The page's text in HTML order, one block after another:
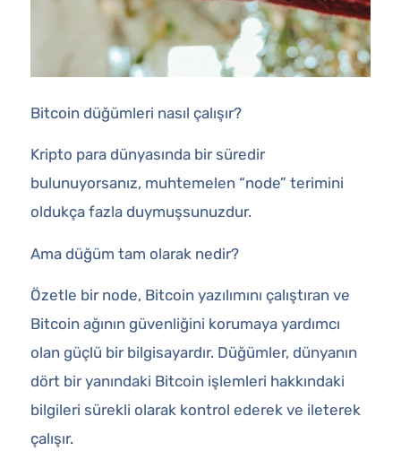
Bitcoin düğümleri nasıl çalışır?
Kripto para dünyasında bir süredir
bulunuyorsanız, muhtemelen “node” terimini
oldukça fazla duymuşsunuzdur.
Ama düğüm tam olarak nedir?
Özetle bir node, Bitcoin yazılımını çalıştıran ve
Bitcoin ağının güvenliğini korumaya yardımcı
olan güçlü bir bilgisayardır. Düğümler, dünyanın
dört bir yanındaki Bitcoin işlemleri hakkındaki
bilgileri sürekli olarak kontrol ederek ve ileterek
çalışır.